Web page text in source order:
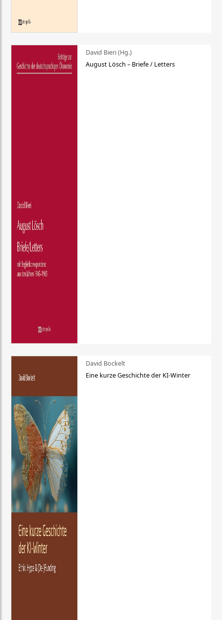
David Bieri (Hg.)
August Lösch – Briefe / Letters
David Bockelt
Eine kurze Geschichte der KI-Winter